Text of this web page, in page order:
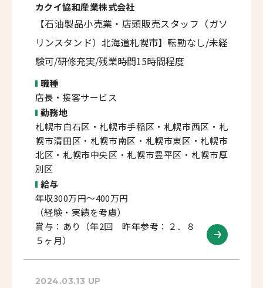
カクイ協和産業株式会社
【石油製品小売業・店頭販売スタッフ（ガソ
リンスタンド）北海道札幌市】転勤なし/未経
験可/研修充実/残業時間15時間程度
職種
店長・接客サービス
勤務地
札幌市白石区・札幌市手稲区・札幌市西区・札
幌市清田区・札幌市南区・札幌市東区・札幌市
北区・札幌市中央区・札幌市豊平区・札幌市厚
別区
給与
年収300万円～400万円
（経験・実績を考慮）
賞与：あり（年2回 昨年参考：２．８
５ヶ月）
2024.03.13 UP